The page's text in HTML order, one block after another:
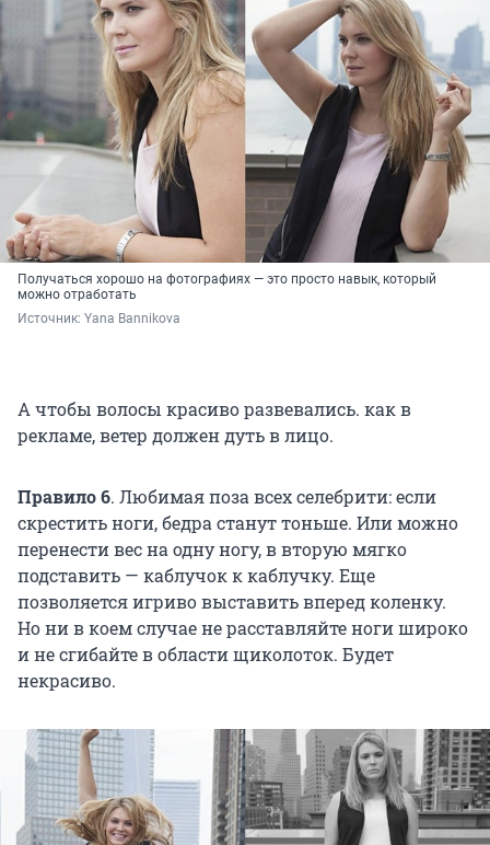
Получаться хорошо на фотографиях — это просто навык, который
можно отработать
Источник: Yana Bannikova
А чтобы волосы красиво развевались. как в
рекламе, ветер должен дуть в лицо.
Правило 6. Любимая поза всех селебрити: если
скрестить ноги, бедра станут тоньше. Или можно
перенести вес на одну ногу, в вторую мягко
подставить — каблучок к каблучку. Еще
позволяется игриво выставить вперед коленку.
Но ни в коем случае не расставляйте ноги широко
и не сгибайте в области щиколоток. Будет
некрасиво.